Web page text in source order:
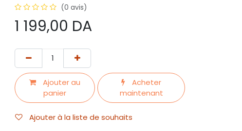
(0 avis)
1 199,00 DA
Ajouter au
panier
Acheter
maintenant
Ajouter à la liste de souhaits